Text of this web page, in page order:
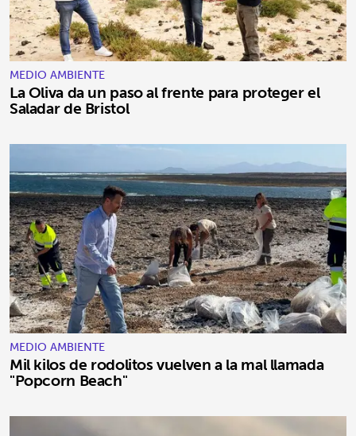
MEDIO AMBIENTE
La Oliva da un paso al frente para proteger el
Saladar de Bristol
MEDIO AMBIENTE
Mil kilos de rodolitos vuelven a la mal llamada
"Popcorn Beach"